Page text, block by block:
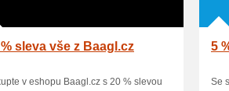
sleva vše z Baagl.cz
v eshopu Baagl.cz s 20 % slevou
5
Se